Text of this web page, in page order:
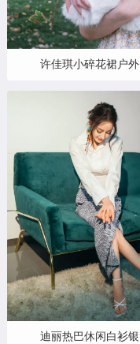
许佳琪小碎花裙户外
迪丽热巴休闲白衫银